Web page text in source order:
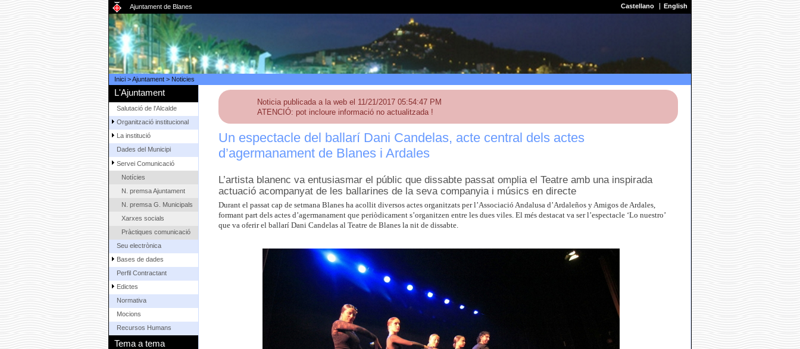
Ajuntament de Blanes Castellano English
Inici>Ajuntament> Noticies
L'Ajuntament
Salutació de l'Alcalde
Organització institucional
La institució
Dades del Municipi
Servei Comunicació
Notícies
N. premsa Ajuntament
N. premsa G. Municipals
Xarxes socials
Pràctiques comunicació
Seu electrònica
Bases de dades
Perfil Contractant
Edictes
Normativa
Mocions
Recursos Humans
Tema a tema
Noticia publicada a la web el 11/21/2017 05:54:47 PM
ATENCIÓ: pot incloure informació no actualitzada !
Un espectacle del ballarí Dani Candelas, acte central dels actes
d’agermanament de Blanes i Ardales
L’artista blanenc va entusiasmar el públic que dissabte passat omplia el Teatre amb una inspirada
actuació acompanyat de les ballarines de la seva companyia i músics en directe
Durant el passat cap de setmana Blanes ha acollit diversos actes organitzats per l’Associació Andalusa d’Ardaleños y Amigos de Ardales,
formant part dels actes d’agermanament que periòdicament s’organitzen entre les dues viles. El més destacat va ser l’espectacle ‘Lo nuestro’
que va oferir el ballarí Dani Candelas al Teatre de Blanes la nit de dissabte.